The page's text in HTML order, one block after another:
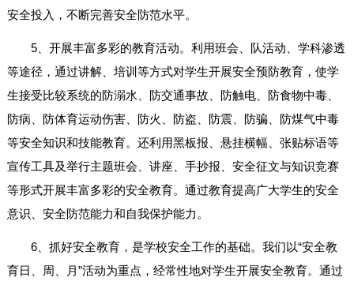
安全投入，不断完善安全防范水平。
5、开展丰富多彩的教育活动。利用班会、队活动、学科渗透
等途径，通过讲解、培训等方式对学生开展安全预防教育，使学
生接受比较系统的防溺水、防交通事故、防触电、防食物中毒、
防病、防体育运动伤害、防火、防盗、防震、防骗、防煤气中毒
等安全知识和技能教育。还利用黑板报、悬挂横幅、张贴标语等
宣传工具及举行主题班会、讲座、手抄报、安全征文与知识竞赛
等形式开展丰富多彩的安全教育。通过教育提高广大学生的安全
意识、安全防范能力和自我保护能力。
6、抓好安全教育，是学校安全工作的基础。我们以“安全教
育日、周、月”活动为重点，经常性地对学生开展安全教育。通过